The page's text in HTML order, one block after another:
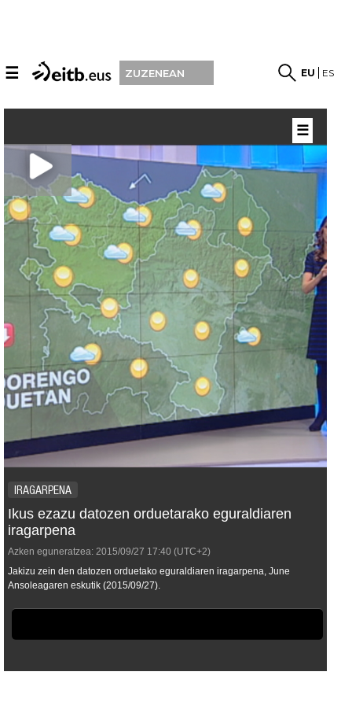
☰ ZUZENEAN EU ES
IRAGARPENA
Ikus ezazu datozen orduetarako eguraldiaren
iragarpena
Azken eguneratzea: 2015/09/27 17:40 (UTC+2)
Jakizu zein den datozen orduetako eguraldiaren iragarpena, June
Ansoleagaren eskutik (2015/09/27).
☰